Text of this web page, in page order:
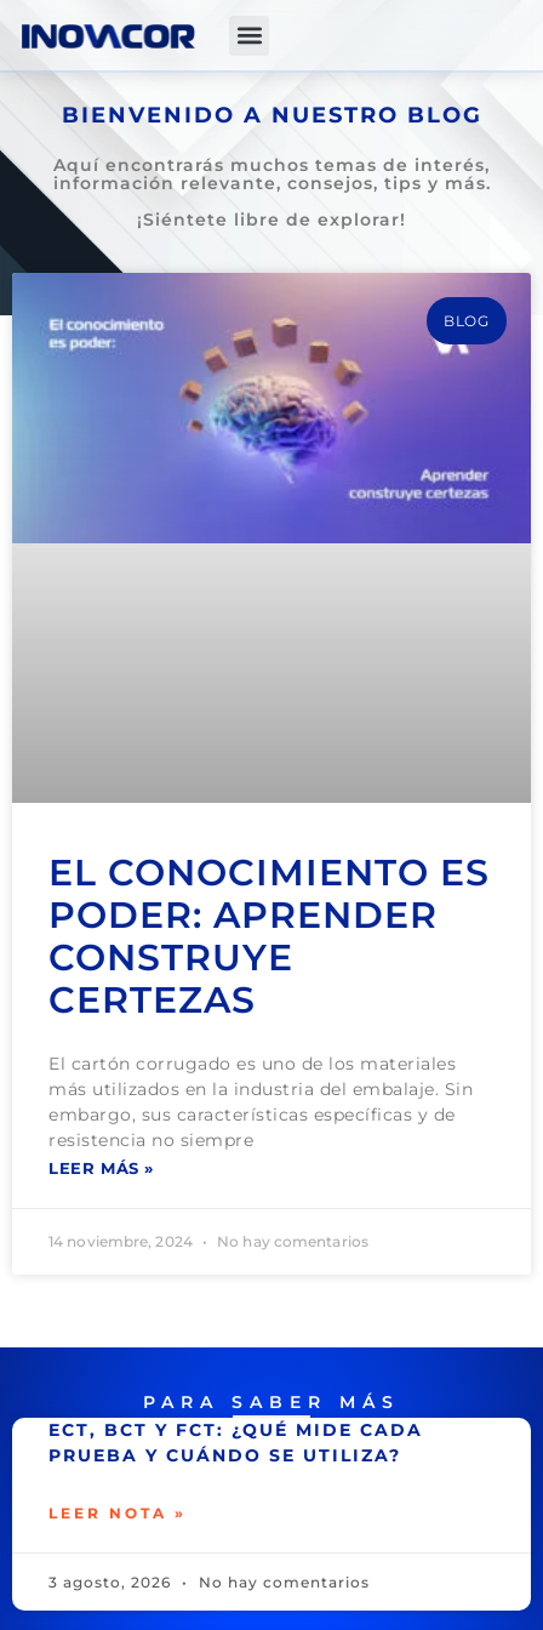
BIENVENIDO A NUESTRO BLOG
Aquí encontrarás muchos temas de interés,
información relevante, consejos, tips y más.
¡Siéntete libre de explorar!
BLOG
EL CONOCIMIENTO ES
PODER: APRENDER
CONSTRUYE
CERTEZAS
El cartón corrugado es uno de los materiales
más utilizados en la industria del embalaje. Sin
embargo, sus características específicas y de
resistencia no siempre
LEER MÁS »
14 noviembre, 2024 No hay comentarios
PARA SABER MÁS
ECT, BCT Y FCT: ¿QUÉ MIDE CADA
PRUEBA Y CUÁNDO SE UTILIZA?
LEER NOTA »
3 agosto, 2026 No hay comentarios